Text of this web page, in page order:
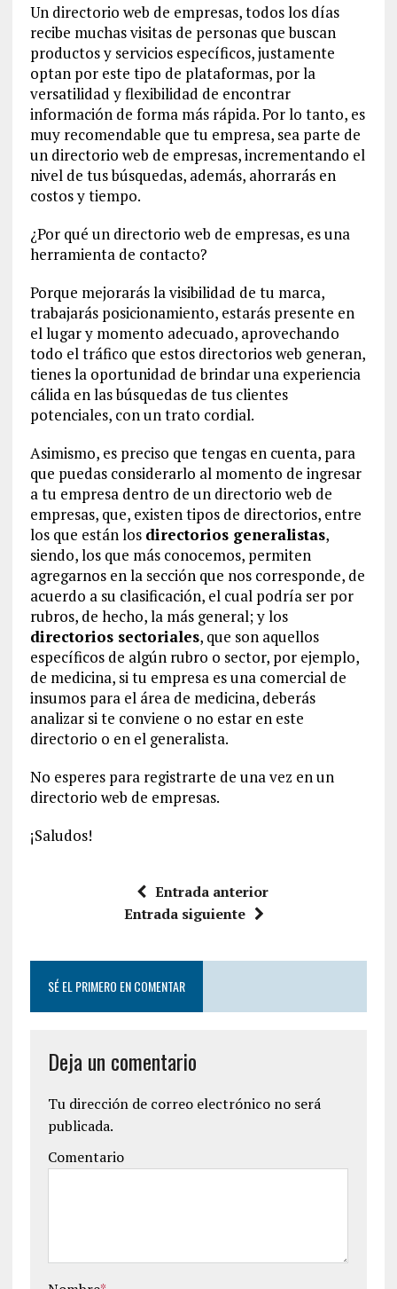
Un directorio web de empresas, todos los días
recibe muchas visitas de personas que buscan
productos y servicios específicos, justamente
optan por este tipo de plataformas, por la
versatilidad y flexibilidad de encontrar
información de forma más rápida. Por lo tanto, es
muy recomendable que tu empresa, sea parte de
un directorio web de empresas, incrementando el
nivel de tus búsquedas, además, ahorrarás en
costos y tiempo.
¿Por qué un directorio web de empresas, es una
herramienta de contacto?
Porque mejorarás la visibilidad de tu marca,
trabajarás posicionamiento, estarás presente en
el lugar y momento adecuado, aprovechando
todo el tráfico que estos directorios web generan,
tienes la oportunidad de brindar una experiencia
cálida en las búsquedas de tus clientes
potenciales, con un trato cordial.
Asimismo, es preciso que tengas en cuenta, para
que puedas considerarlo al momento de ingresar
a tu empresa dentro de un directorio web de
empresas, que, existen tipos de directorios, entre
los que están los directorios generalistas,
siendo, los que más conocemos, permiten
agregarnos en la sección que nos corresponde, de
acuerdo a su clasificación, el cual podría ser por
rubros, de hecho, la más general; y los
directorios sectoriales, que son aquellos
específicos de algún rubro o sector, por ejemplo,
de medicina, si tu empresa es una comercial de
insumos para el área de medicina, deberás
analizar si te conviene o no estar en este
directorio o en el generalista.
No esperes para registrarte de una vez en un
directorio web de empresas.
¡Saludos!
Entrada anterior
Entrada siguiente
SÉ EL PRIMERO EN COMENTAR
Deja un comentario
Tu dirección de correo electrónico no será
publicada.
Comentario